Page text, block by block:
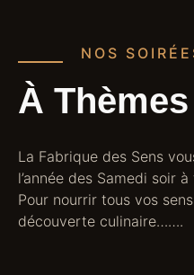
NOS
À Thèmes
La Fabrique des Sens
l’année des Samedi soir
Pour nourrir tous vos
découverte culinaire…….